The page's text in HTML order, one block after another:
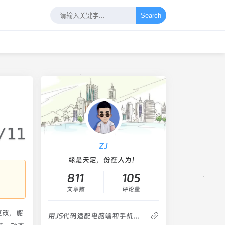
Search
11
，能
ZJ
缘是天定，份在人为！
811
文章数
105
评论量
用JS代码适配电脑端和手机端播放器代码